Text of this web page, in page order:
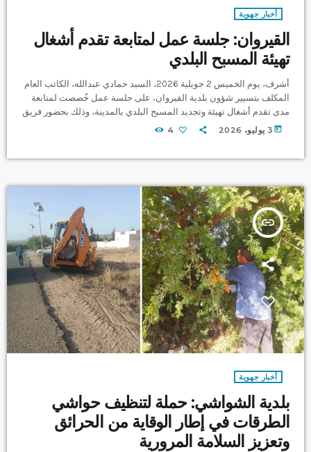
أخبار جهوية
القيروان: جلسة عمل لمتابعة تقدم أشغال
تهيئة المسبح البلدي
أشرف، يوم الخميس 2 جويلية 2026، السيد حمادي عبدالله، الكاتب العام
المكلف بتسيير شؤون بلدية القيروان، على جلسة عمل خُصصت لمتابعة
مدى تقدم أشغال تهيئة وتجديد المسبح البلدي بالمدينة، وذلك بحضور فريق
المصممين من مهندسي الهياكل والسوائل، والمهندس المعماري العام
today 3 يوليو، 2026 4
insert_link
أخبار جهوية
بلدية الشواشي: حملة لتنظيف حواشي
الطرقات في إطار الوقاية من الحرائق
وتعزيز السلامة المرورية